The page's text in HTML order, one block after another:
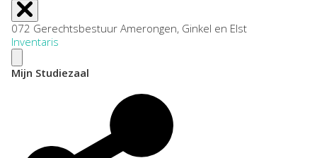
072 Gerechtsbestuur Amerongen, Ginkel en Elst
Inventaris
Mijn Studiezaal